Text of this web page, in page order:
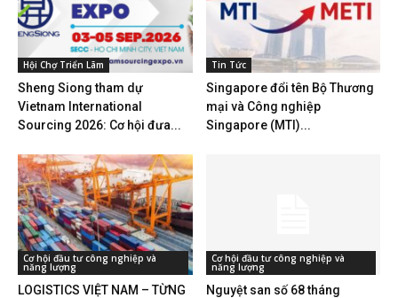
Hội Chợ Triển Lãm
Sheng Siong tham dự
Vietnam International
Sourcing 2026: Cơ hội đưa...
Tin Tức
Singapore đổi tên Bộ Thương
mại và Công nghiệp
Singapore (MTI)...
Cơ hội đầu tư công nghiệp và
năng lượng
LOGISTICS VIỆT NAM – TỪNG
Cơ hội đầu tư công nghiệp và
năng lượng
Nguyệt san số 68 tháng